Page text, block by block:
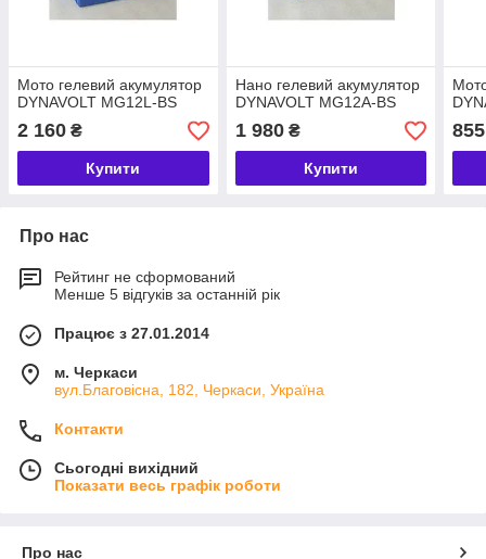
Мото гелевий акумулятор
DYNAVOLT MG12L-BS
2 160 ₴
Купити
Нано гелевий акумулятор
DYNAVOLT MG12А-BS
1 980₴
Купити
855
Про нас
Рейтинг не сформований
Менше 5 відгуків за останній рік
Працює з 27.01.2014
м. Черкаси
вул.Благовісна, 182, Черкаси, Україна
Контакти
Сьогодні вихідний
Показати весь графік роботи
Про нас